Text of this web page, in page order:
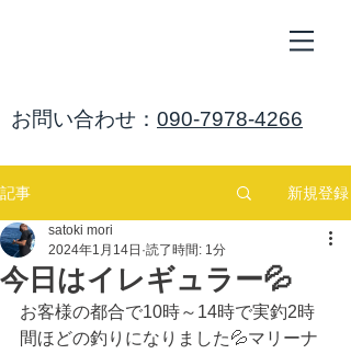
​お問い合わせ： 090-7978-4266
記事 新規登録
今日はイレギュラー💦
satoki mori
2024年1月14日 読了時間: 1分
お客様の都合で10時～14時で実釣2時
間ほどの釣りになりました💦マリーナ